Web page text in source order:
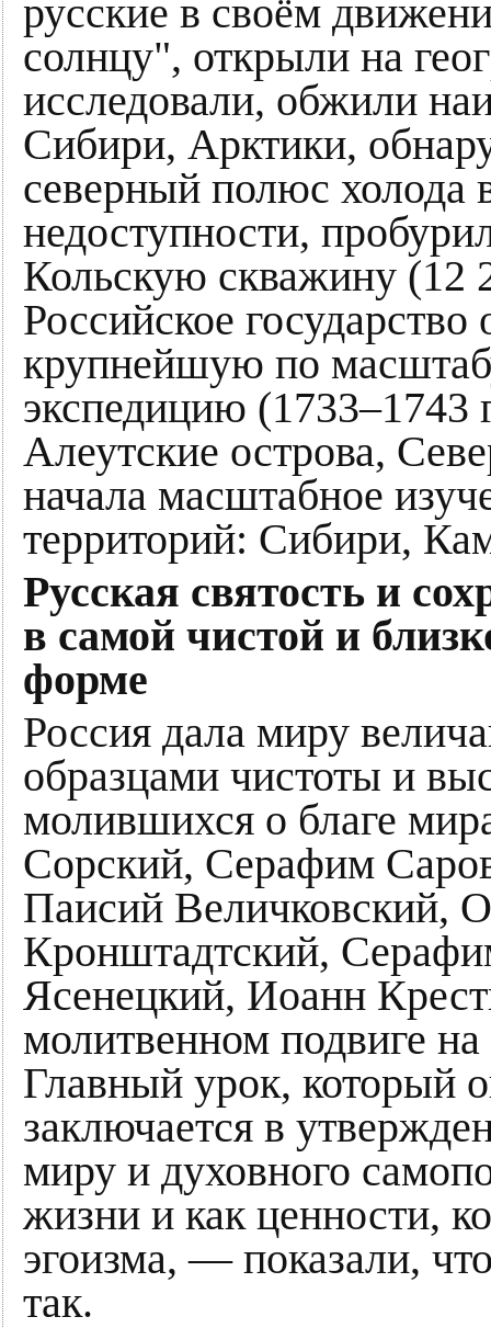
русские в своём
солнцу", открыли на
исследовали, обжили
Сибири, Арктики,
северный полюс
недоступности,
Кольскую скважину (12
Российское
крупнейшую по
экспедицию (1733–1743
Алеутские острова,
начала масштабное
территорий: Сибири,
Русская святость и
в самой чистой и
форме
Россия дала миру
образцами чистоты и
молившихся о благе
Сорский, Серафим
Паисий Величковский,
Кронштадтский,
Ясенецкий, Иоанн
молитвенном подвиге
Главный урок, который
заключается в
миру и духовного
жизни и как ценности,
эгоизма, — показали,
так.